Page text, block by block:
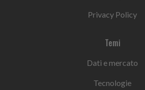
Privacy Policy
Temi
Dati e mercato
Tecnologie